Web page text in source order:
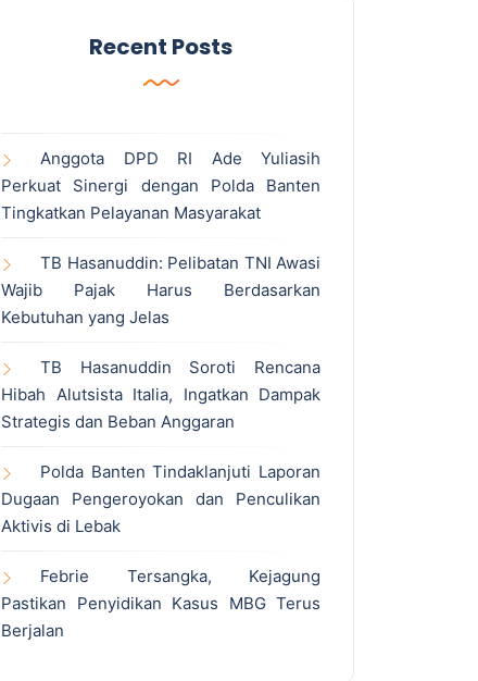
Recent Posts
Anggota DPD RI Ade Yuliasih
Perkuat Sinergi dengan Polda Banten
Tingkatkan Pelayanan Masyarakat
TB Hasanuddin: Pelibatan TNI Awasi
Wajib Pajak Harus Berdasarkan
Kebutuhan yang Jelas
TB Hasanuddin Soroti Rencana
Hibah Alutsista Italia, Ingatkan Dampak
Strategis dan Beban Anggaran
Polda Banten Tindaklanjuti Laporan
Dugaan Pengeroyokan dan Penculikan
Aktivis di Lebak
Febrie Tersangka, Kejagung
Pastikan Penyidikan Kasus MBG Terus
Berjalan